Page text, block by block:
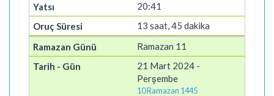
20:41
13 saat, 45 dakika
Ramazan 11
21 Mart 2024 -
Perşembe
10 Ramazan 1445